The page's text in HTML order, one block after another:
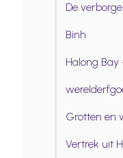
De
Binh
Halong
Grotten en
Vertrek uit